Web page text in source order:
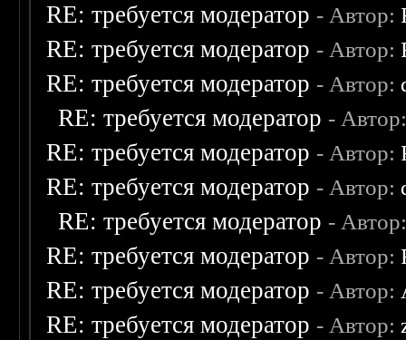
RE: требуется модератор - Автор:
RE: требуется модератор - Автор:
RE: требуется модератор - Автор:
RE: требуется модератор -
RE: требуется модератор - Автор:
RE: требуется модератор - Автор:
RE: требуется модератор -
RE: требуется модератор - Автор:
RE: требуется модератор - Автор:
RE: требуется модератор - Автор: